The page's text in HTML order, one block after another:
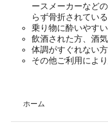
ースメーカーなど
らず骨折されてい
乗り物に酔いやす
飲酒された方、酒
体調がすぐれない方
その他ご利用によ
ホーム